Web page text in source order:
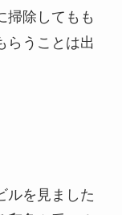
掃除してもも
らうことは出
ルを見ました